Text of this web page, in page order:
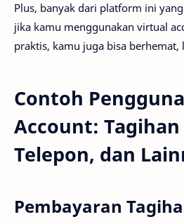
Plus, banyak dari platform ini
jika kamu menggunakan virtual
praktis, kamu juga bisa berhemat,
Contoh
Account:
Telepon, dan
Pembayaran